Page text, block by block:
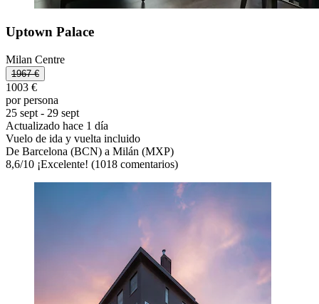
Uptown Palace
Milan Centre
1967 €
1003 €
por persona
25 sept - 29 sept
Actualizado hace 1 día
Vuelo de ida y vuelta incluido
De Barcelona (BCN) a Milán (MXP)
8,6/10 ¡Excelente! (1018 comentarios)